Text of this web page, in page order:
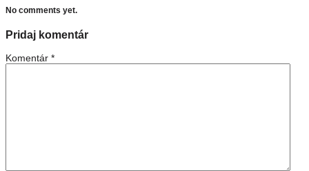
No comments yet.
Pridaj komentár
Komentár *